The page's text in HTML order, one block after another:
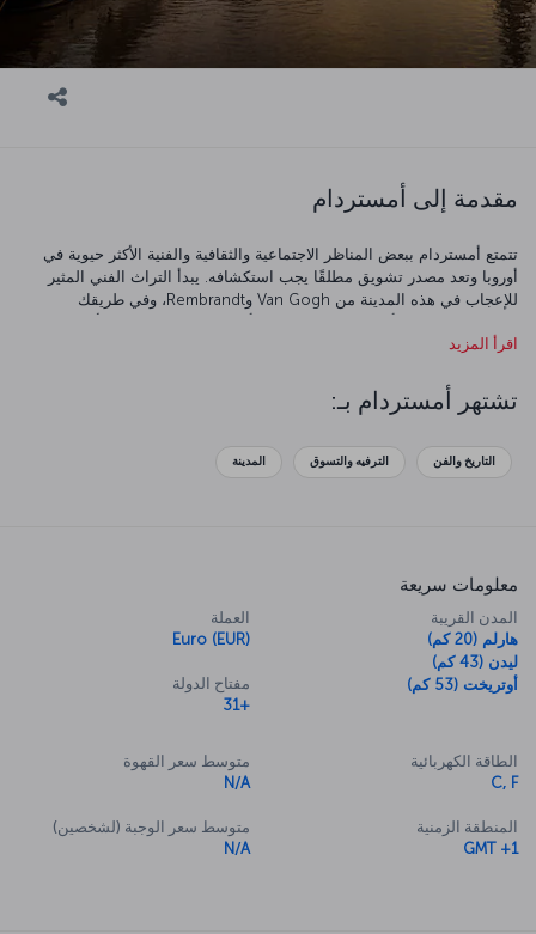
مقدمة إلى أمستردام
تتمتع أمستردام ببعض المناظر الاجتماعية والثقافية والفنية الأكثر حيوية في
أوروبا وتعد مصدر تشويق مطلقًا يجب استكشافه. يبدأ التراث الفني المثير
للإعجاب في هذه المدينة من Van Gogh وRembrandt، وفي طريقك
والخيال. العمارة التقليدية والجسور الأنيقة بالمدينة أقل ما يُقال عنها أنها
استكشاف المدينة على متن قارب فوق القناة، وتمثل الدراجة الطريقة التي
يتجول بها السكان المحليون، في الواقع إن استكشاف أمستردام على متن
مدار الساعة، دائمًا ما تمتلئ أمستردام بجماهير من الأشخاص متعددي
اقرأ المزيد
تشتهر أمستردام بـ:
التاريخ والفن الترفيه والتسوق المدينة
معلومات سريعة
المدن القريبة
هارلم (20 كم)
ليدن (43 كم)
أوتريخت (53 كم)
العملة
Euro (EUR)
مفتاح الدولة
+31
الطاقة الكهربائية
C, F
المنطقة الزمنية
GMT +1
متوسط سعر القهوة
N/A
متوسط سعر الوجبة (لشخصين)
N/A